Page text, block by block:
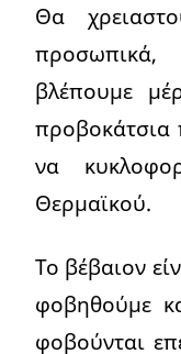
Θα
βλέπουμε
προβοκάτσια
να
Θερμαϊκού.
Το βέβαιον
φοβηθούμε
φοβούνται